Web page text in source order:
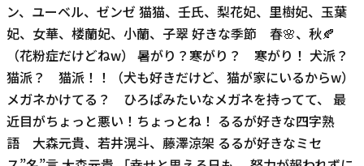
ン、ユーベル、ゼンゼ 猫猫、壬氏、梨花妃、里樹妃、玉葉
妃、女華、楼蘭妃、小蘭、子翠 好きな季節 春🌸、秋🍂
（花粉症だけどねw） 暑がり？寒がり？ 寒がり！ 犬派？
猫派？ 猫派！！（犬も好きだけど、猫が家にいるからw）
メガネかけてる？ ひろぱみたいなメガネを持ってて、 最
近目がちょっと悪い！ちょっとね！ るるが好きな四字熟
語 大森元貴、若井滉斗、藤澤涼架 るるが好きなミセ